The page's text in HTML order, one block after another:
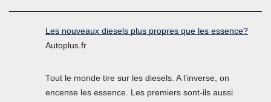
Les nouveaux diesels plus propres que les essence?
Autoplus.fr
Tout le monde tire sur les diesels. A l’inverse, on
encense les essence. Les premiers sont-ils aussi